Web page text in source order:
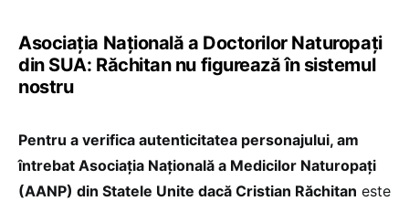
Asociația Națională a Doctorilor Naturopați
din SUA: Răchitan nu figurează în sistemul
nostru
Pentru a verifica autenticitatea personajului, am
întrebat Asociația Națională a Medicilor Naturopați
(AANP) din Statele Unite dacă Cristian Răchitan este